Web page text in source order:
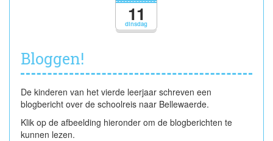
dinsdag
11
Bloggen!
De kinderen van het vierde leerjaar schreven een
blogbericht over de schoolreis naar Bellewaerde.
Klik op de afbeelding hieronder om de blogberichten te
kunnen lezen.